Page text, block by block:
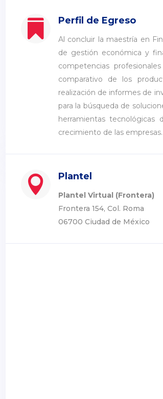
 Perfil de Egreso
Al concluir la maestría en
de gestión económica y
competencias
comparativo de los
realización de informes de
para la búsqueda de
herramientas
crecimiento de las empresas.
 Plantel
Plantel Virtual (Frontera)
Frontera 154, Col. Roma
06700 Ciudad de México